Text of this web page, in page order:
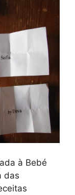
à Bebé
das